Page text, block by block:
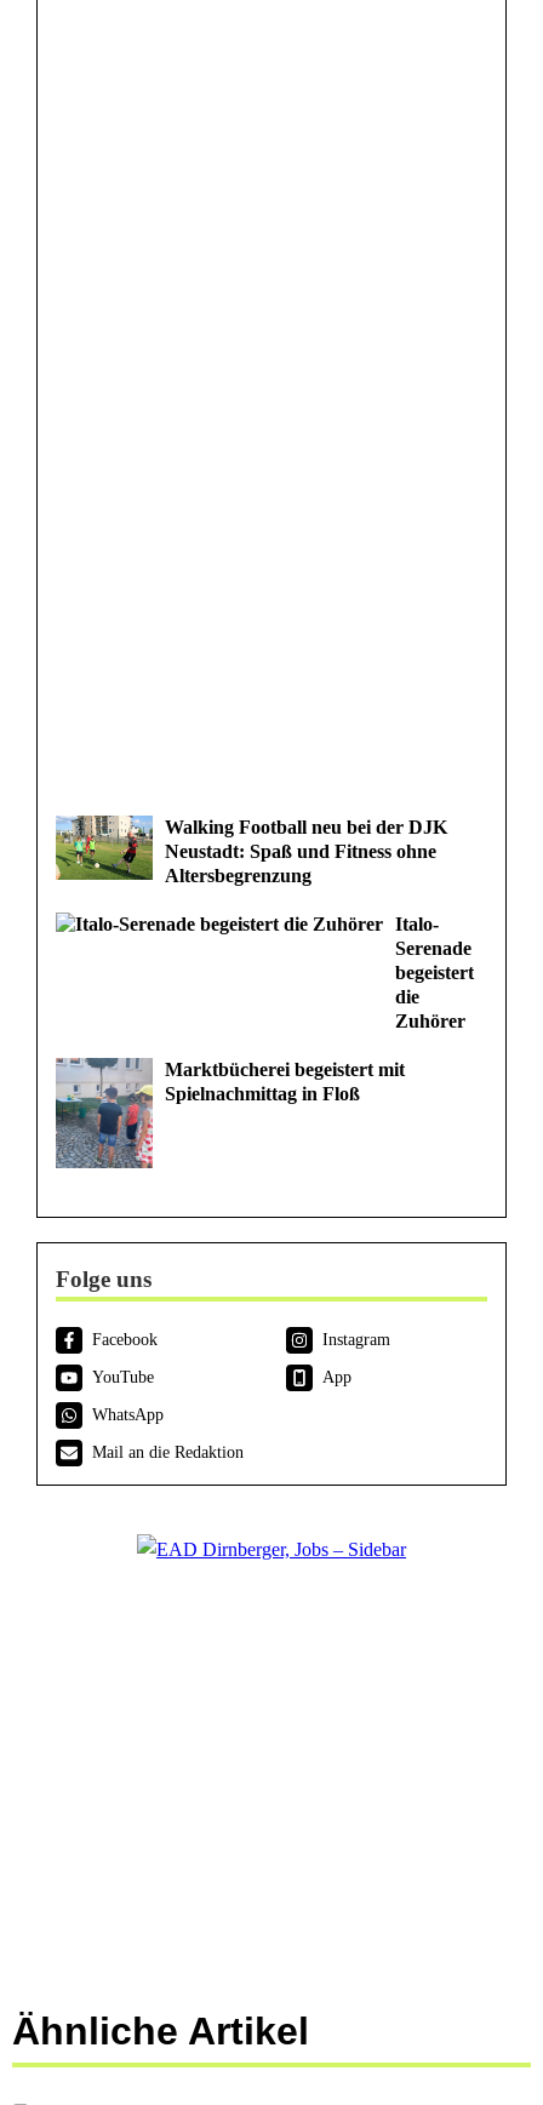
Walking Football neu bei der DJK
Neustadt: Spaß und Fitness ohne
Altersbegrenzung
Italo-
Serenade
begeistert
die
Zuhörer
Marktbücherei begeistert mit
Spielnachmittag in Floß
Folge uns
Facebook
Instagram
YouTube
App
WhatsApp
Mail an die Redaktion
Ähnliche Artikel